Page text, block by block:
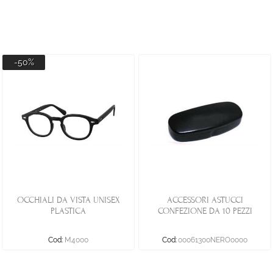
-50%
OCCHIALI DA VISTA UNISEX
PLASTICA
Cod: M4000
ACCESSORI ASTUCCI
CONFEZIONE DA 10 PEZZI
Cod:00061300NERO0000